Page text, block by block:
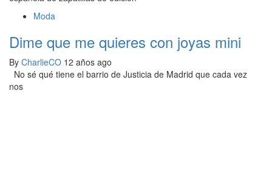
Moda
Dime que me quieres con joyas mini
By CharlieCO 12 años ago
No sé qué tiene el barrio de Justicia de Madrid que cada vez
nos